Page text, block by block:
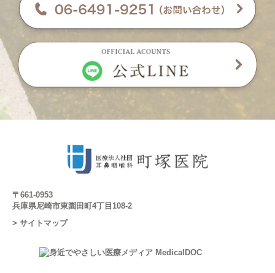
〒661-0953
兵庫県尼崎市東園田町4丁目108-2
> サイトマップ